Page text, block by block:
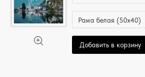
Рама белая (50x40)
Добавить в корзину